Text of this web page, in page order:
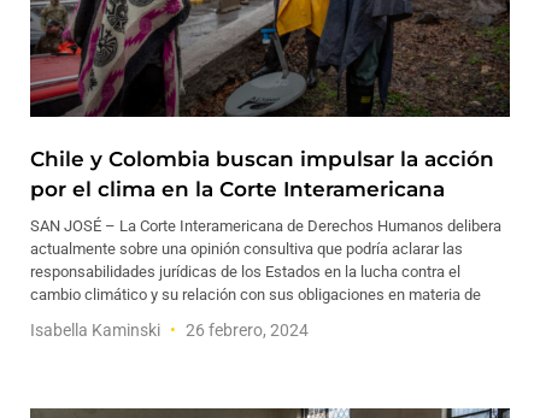
Chile y Colombia buscan impulsar la acción
por el clima en la Corte Interamericana
SAN JOSÉ – La Corte Interamericana de Derechos Humanos delibera
actualmente sobre una opinión consultiva que podría aclarar las
responsabilidades jurídicas de los Estados en la lucha contra el
cambio climático y su relación con sus obligaciones en materia de
Isabella Kaminski 26 febrero, 2024